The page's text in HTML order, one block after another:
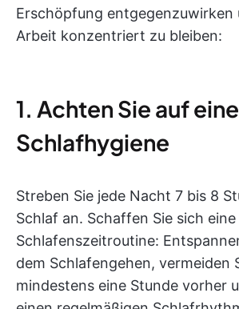
Erschöpfung entgegenzuwirken
Arbeit konzentriert zu bleiben:
1. Achten Sie auf
Schlafhygiene
Streben Sie jede Nacht 7 bis 8
Schlaf an. Schaffen Sie sich
Schlafenszeitroutine:
dem Schlafengehen, vermeiden
mindestens eine Stunde vorher